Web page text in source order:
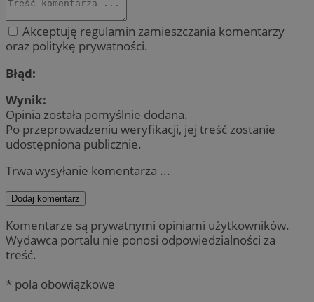
Akceptuję regulamin zamieszczania komentarzy
oraz politykę prywatności.
Błąd:
Wynik:
Opinia została pomyślnie dodana.
Po przeprowadzeniu weryfikacji, jej treść zostanie
udostępniona publicznie.
Trwa wysyłanie komentarza ...
Dodaj komentarz
Komentarze są prywatnymi opiniami użytkowników.
Wydawca portalu nie ponosi odpowiedzialności za
treść.
* pola obowiązkowe